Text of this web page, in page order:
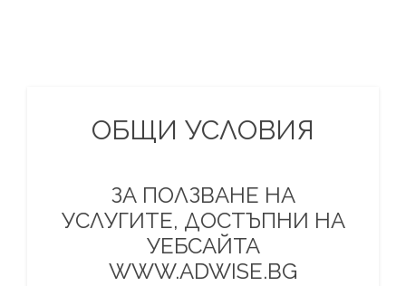
ОБЩИ УСЛОВИЯ
ЗА ПОЛЗВАНЕ НА
УСЛУГИТЕ, ДОСТЪПНИ НА
УЕБСАЙТА
WWW.ADWISE.BG